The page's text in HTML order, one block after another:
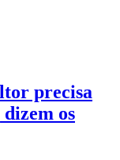
precisa
os